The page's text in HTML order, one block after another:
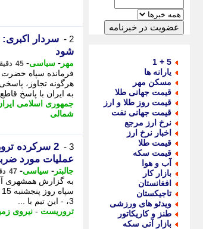
5 + 1
یارانه ها
مسکن مهر
قیمت جهانی طلا
قیمت روز طلا و ارز
قیمت جهانی نفت
نرخ ارز مرجع
اخبار نرخ ارز
قیمت طلا
قیمت سکه
آب و هوا
بازار کار
افغانستان
تاجیکستان
ویدئو های ورزشی
طنز و کاریکاتور
بازار آتی سکه
2 -
سردار اکبری:
شود
مهر - سیاسی- 45 دقیقه پیش - پنجشنبه 15 مرداد 1405، 22:20
فرمانده سپاه حضرت
هرگونه تجاوز،
به ایران با پاسخ قاطع
جمهوری اسلامی
شمالی
3 -
2 سرکرده
عملیات مورد
جالبتر - سیاسی- 47 دقیقه پیش - پنجشنبه 15 مرداد 1405، 22:17
به گزارش همشهری
3، - این تیم با ...
تروریست - نیروی